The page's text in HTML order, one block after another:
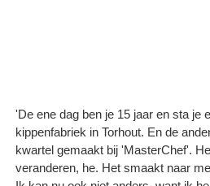
'De ene dag ben je 15 jaar en sta je
kippenfabriek in Torhout. En de
kwartel gemaakt bij 'MasterChef'.
veranderen, he. Het smaakt naar